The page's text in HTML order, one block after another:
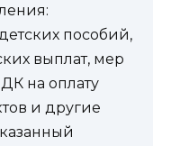
пособий,
выплат, мер
на оплату
и другие